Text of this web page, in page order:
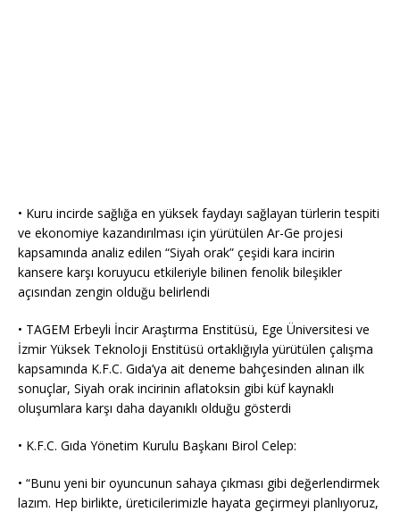
• Kuru incirde sağlığa en yüksek faydayı sağlayan türlerin tespiti
ve ekonomiye kazandırılması için yürütülen Ar-Ge projesi
kapsamında analiz edilen “Siyah orak” çeşidi kara incirin
kansere karşı koruyucu etkileriyle bilinen fenolik bileşikler
açısından zengin olduğu belirlendi
• TAGEM Erbeyli İncir Araştırma Enstitüsü, Ege Üniversitesi ve
İzmir Yüksek Teknoloji Enstitüsü ortaklığıyla yürütülen çalışma
kapsamında K.F.C. Gıda’ya ait deneme bahçesinden alınan ilk
sonuçlar, Siyah orak incirinin aflatoksin gibi küf kaynaklı
oluşumlara karşı daha dayanıklı olduğu gösterdi
• K.F.C. Gıda Yönetim Kurulu Başkanı Birol Celep:
• “Bunu yeni bir oyuncunun sahaya çıkması gibi değerlendirmek
lazım. Hep birlikte, üreticilerimizle hayata geçirmeyi planlıyoruz,